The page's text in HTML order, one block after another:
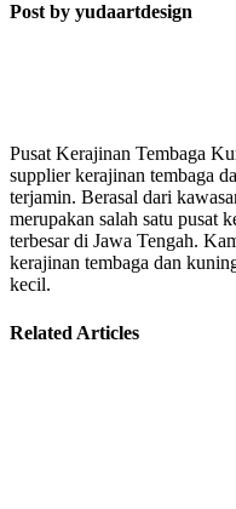
Post by yudaartdesign
Pusat Kerajinan Tembaga
supplier kerajinan tembaga
terjamin. Berasal dari
merupakan salah satu pusat
terbesar di Jawa Tengah.
kerajinan tembaga dan
kecil.
Related Articles